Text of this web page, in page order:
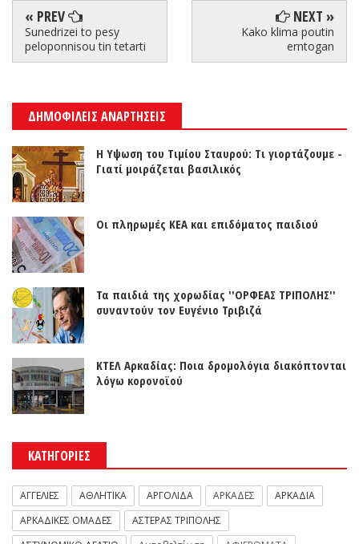
« PREV
Sunedrizei to pesy
peloponnisou tin tetarti
NEXT »
Kako klima poutin
erntogan
ΔΗΜΟΦΙΛΕΙΣ ΑΝΑΡΤΗΣΕΙΣ
Η Υψωση του Τιμίου Σταυρού: Τι γιορτάζουμε -
Γιατί μοιράζεται βασιλικός
Οι πληρωμές ΚΕΑ και επιδόματος παιδιού
Τα παιδιά της χορωδίας ''ΟΡΦΕΑΣ ΤΡΙΠΟΛΗΣ''
συναντούν τον Ευγένιο Τριβιζά
ΚΤΕΛ Αρκαδίας: Ποια δρομολόγια διακόπτονται
λόγω κορονοϊού
ΚΑΤΗΓΟΡΙΕΣ
ΑΓΓΕΛΙΕΣ ΑΘΛΗΤΙΚΑ ΑΡΓΟΛΙΔΑ ΑΡΚΑΔΕΣ
ΑΡΚΑΔΙΑ
ΑΡΚΑΔΙΚΕΣ ΟΜΑΔΕΣ
ΑΣΤΕΡΑΣ ΤΡΙΠΟΛΗΣ